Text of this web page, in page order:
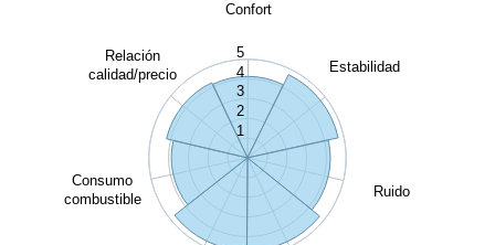
Confort
Estabilidad
Ruido
Consumo
combustible
Relación
calidad/precio
1
2
3
4
5